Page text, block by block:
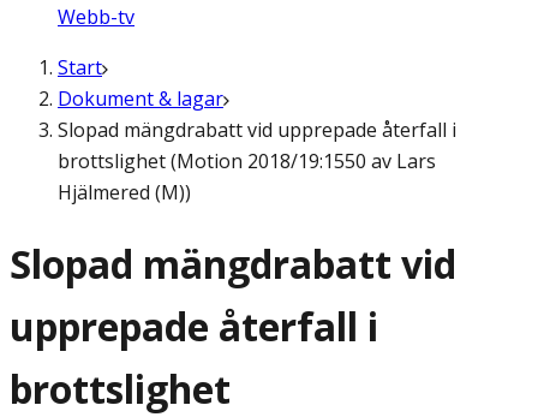
Webb-tv
Start
Dokument & lagar
Slopad mängdrabatt vid upprepade återfall i
brottslighet (Motion 2018/19:1550 av Lars
Hjälmered (M))
Slopad mängdrabatt vid
upprepade återfall i
brottslighet